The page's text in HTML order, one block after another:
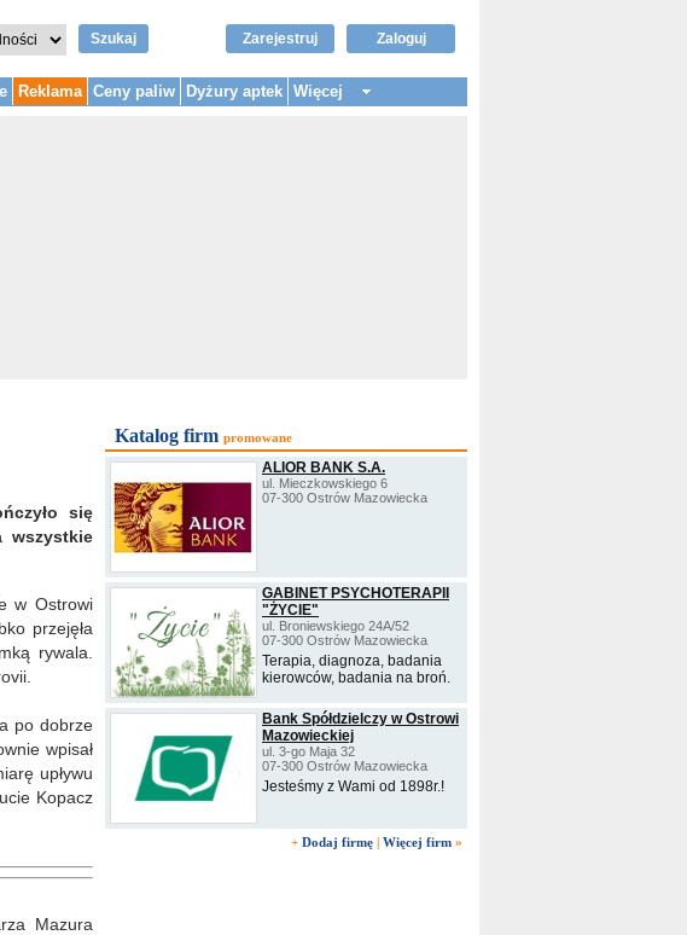
Szukaj Zaloguj
Zarejestruj
Reklama Ceny paliw Dyżury aptek Więcej
się
wszystkie
w Ostrowi
przejęła
rywala.
po dobrze
wpisał
upływu
Kopacz
Mazura
Katalog firm promowane
ALIOR BANK S.A.
ul. Mieczkowskiego 6
07-300 Ostrów Mazowiecka
GABINET PSYCHOTERAPII
"ŻYCIE"
ul. Broniewskiego 24A/52
07-300 Ostrów Mazowiecka
Terapia, diagnoza, badania
kierowców, badania na broń.
Bank Spółdzielczy w Ostrowi
Mazowieckiej
ul. 3-go Maja 32
07-300 Ostrów Mazowiecka
Jesteśmy z Wami od 1898r.!
+ Dodaj firmę | Więcej firm »